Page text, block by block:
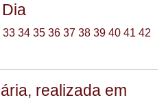
33 34 35 36 37 38 39 40 41 42
realizada em